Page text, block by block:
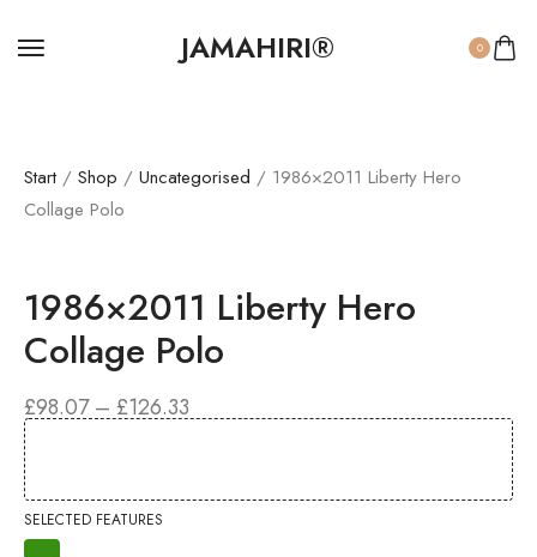
JAMAHIRI® 0
Start/ Shop / Uncategorised / 1986×2011 Liberty Hero
Collage Polo
1986×2011 Liberty Hero
Collage Polo
£98.07 – £126.33
SELECTED FEATURES